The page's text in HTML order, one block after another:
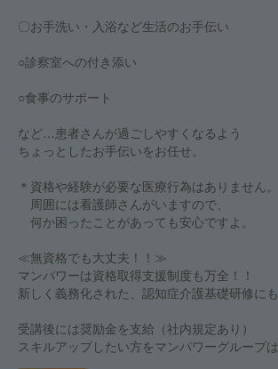
〇お手洗い・入浴など生活のお手伝い
○診察室への付き添い
○食事のサポート
など…患者さんが過ごしやすくなるよう
ちょっとしたお手伝いをお任せ。
＊資格や経験が必要な医療行為はありません。
周囲には看護師さんがいますので、
何か困ったことがあっても安心ですよ。
≪無資格でも大丈夫！！≫
マンパワーは資格取得支援制度も万全！！
新しく義務化された、認知症介護基礎研修に
受講後には奨励金を支給（社内規定あり）
スキルアップしたい方をマンパワーグループ